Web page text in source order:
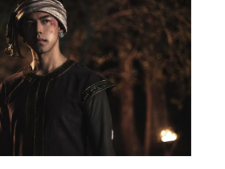
เอาช่องวันต้องออกแถลงการณ์ด่วน